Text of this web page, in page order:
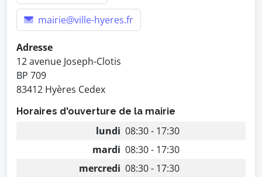
mairie@ville-hyeres.fr
Adresse
12 avenue Joseph-Clotis
BP 709
83412 Hyères Cedex
Horaires d'ouverture de la mairie
lundi 08:30 - 17:30
mardi 08:30 - 17:30
mercredi 08:30 - 17:30